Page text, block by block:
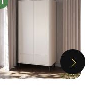
Wybierz Next